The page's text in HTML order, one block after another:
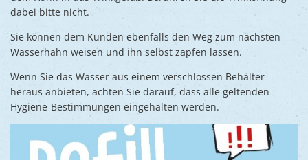
dabei bitte nicht.
Sie können dem Kunden ebenfalls den Weg zum nächsten
Wasserhahn weisen und ihn selbst zapfen lassen.
Wenn Sie das Wasser aus einem verschlossen Behälter
heraus anbieten, achten Sie darauf, dass alle geltenden
Hygiene-Bestimmungen eingehalten werden.